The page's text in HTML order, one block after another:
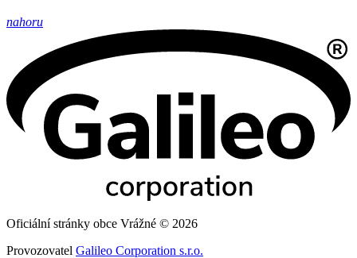
nahoru
Oficiální stránky obce Vrážné © 2026
Provozovatel Galileo Corporation s.r.o.